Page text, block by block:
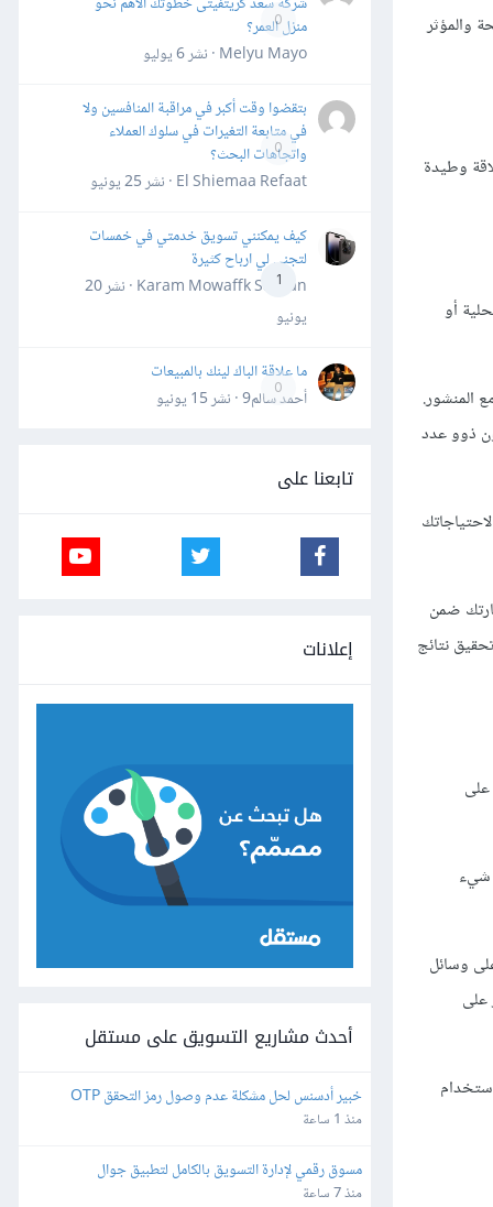
والمؤثر
وطيدة
المحلية أو
المنشور.
بينما المؤثرون ذوو عدد
مناسب لاحتياجاتك
ضمن
من تحقيق نتائج
شيء
وسائل
على
0
منزل العمر؟
Melyu Mayo · نشر
6 يوليو
0
بتقضوا وقت أكبر في مراقبة المنافسين ولا
في متابعة التغيرات في سلوك العملاء
واتجاهات البحث؟
El Shiemaa Refaat · نشر
25 يونيو
1
كيف يمكنني تسويق خدمتي في خمسات
لتجني لي ارباح كثيرة
Karam Mowaffk Sarhan · نشر
20
يونيو
0
ما علاقة الباك لينك بالمبيعات
أحمد سالم9 · نشر
15 يونيو
تابعنا على
إعلانات
أحدث مشاريع التسويق على مستقل
خبير أدسنس لحل مشكلة عدم وصول رمز التحقق OTP
منذ 1 ساعة
مسوق رقمي لإدارة التسويق بالكامل لتطبيق جوال
منذ 7 ساعة